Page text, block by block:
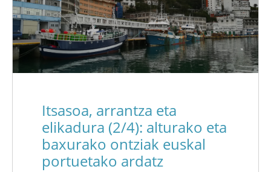
Itsasoa, arrantza eta
elikadura (2/4): alturako eta
baxurako ontziak euskal
portuetako ardatz